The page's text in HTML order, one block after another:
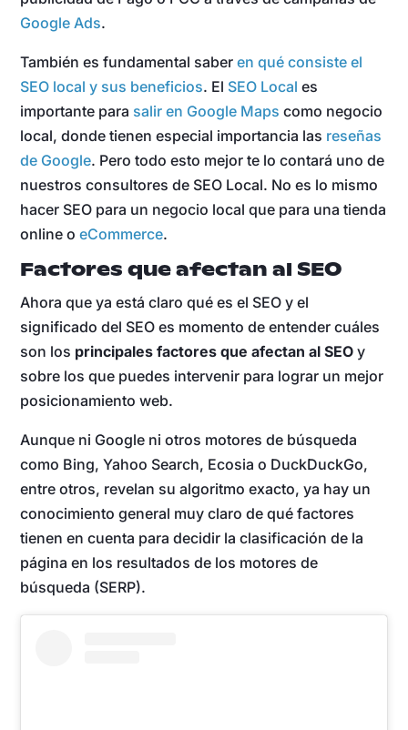
Google Ads.
También es fundamental saberen qué consiste el
SEO local y sus beneficios. El SEO Local es
importante para salir en Google Maps como negocio
local, donde tienen especial importancia las reseñas
de Google. Pero todo esto mejor te lo contará uno de
nuestros consultores de SEO Local. No es lo mismo
hacer SEO para un negocio local que para una tienda
online oeCommerce.
Factores que afectan al SEO
Ahora que ya está claro qué es el SEO y el
significado del SEO es momento de entender cuáles
son los principales factores que afectan al SEOy
sobre los que puedes intervenir para lograr un mejor
posicionamiento web.
Aunque ni Google ni otros motores de búsqueda
como Bing, Yahoo Search, Ecosia o DuckDuckGo,
entre otros, revelan su algoritmo exacto, ya hay un
conocimiento general muy claro de qué factores
tienen en cuenta para decidir la clasificación de la
página en los resultados de los motores de
búsqueda (SERP).